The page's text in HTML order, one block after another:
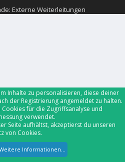
Externe Weiterleitungen
Inhalte zu personalisieren, diese deiner
der Registrierung angemeldet zu halten.
für die Zugriffsanalyse und
verwendet.
Seite aufhältst, akzeptierst du unseren
von Cookies.
Informationen...